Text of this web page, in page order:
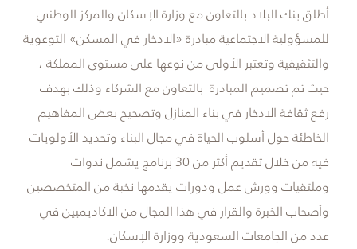
أطلق بنك البلاد بالتعاون مع وزارة الإسكان والمركز الوطني
للمسؤولية الاجتماعية مبادرة «الادخار في المسكن» التوعوية
والتثقيفية وتعتبر الأولى من نوعها على مستوى المملكة ،
حيث تم تصميم المبادرة بالتعاون مع الشركاء وذلك بهدف
رفع ثقافة الادخار في بناء المنازل وتصحيح بعض المفاهيم
الخاطئة حول أسلوب الحياة في مجال البناء وتحديد الأولويات
فيه من خلال تقديم أكثر من 30 برنامج يشمل ندوات
وملتقيات وورش عمل ودورات يقدمها نخبة من المتخصصين
وأصحاب الخبرة والقرار في هذا المجال من الاكاديميين في
عدد من الجامعات السعودية ووزارة الإسكان.